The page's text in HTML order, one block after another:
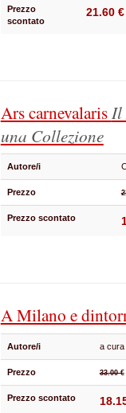
Prezzo
scontato
21.60 €
Ars carnevalarisIl
una Collezione
Autore/i
Prezzo
Prezzo scontato
A Milano e
Autore/i a cura
Prezzo 33.00 €
Prezzo scontato